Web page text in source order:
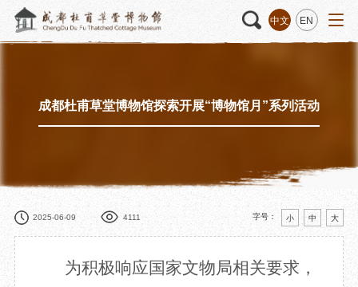
中文 EN
活动 “人日游草堂”系列文化活动 藏品 藏品概述
数字资源
捐赠名录
成都杜甫草堂博物馆探索开展“博物馆月”系列活动
2025-06-09 4111 字号： 小 中 大
为积极响应国家文物局相关要求，